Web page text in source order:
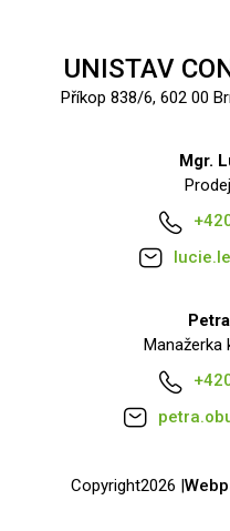
UNISTAV
Příkop 838/6, 602 00
Mgr.
Manažerka
Copyright2026 |